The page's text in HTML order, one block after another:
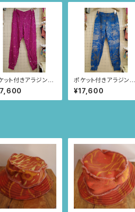
ット付きアラジンパ
size L(パープル/
レー柄) 69
ポケット付きアラジンパ
ンツ size M(ブルー/つ
づきニャンドゥティ柄)
61
¥17,600